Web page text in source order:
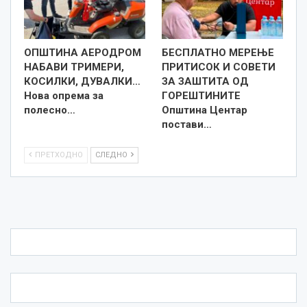
ОПШТИНА АЕРОДРОМ
НАБАВИ ТРИМЕРИ,
КОСИЛКИ, ДУВАЛКИ…
Нова опрема за
полесно…
БЕСПЛАТНО МЕРЕЊЕ
ПРИТИСОК И СОВЕТИ
ЗА ЗАШТИТА ОД
ГОРЕШТИНИТЕ
Општина Центар
постави…
ПРЕТХОДНО СЛЕДНО